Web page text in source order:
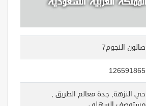
صالون النجوم7
126591865
, حي النزهة, جدة معالم الطريق